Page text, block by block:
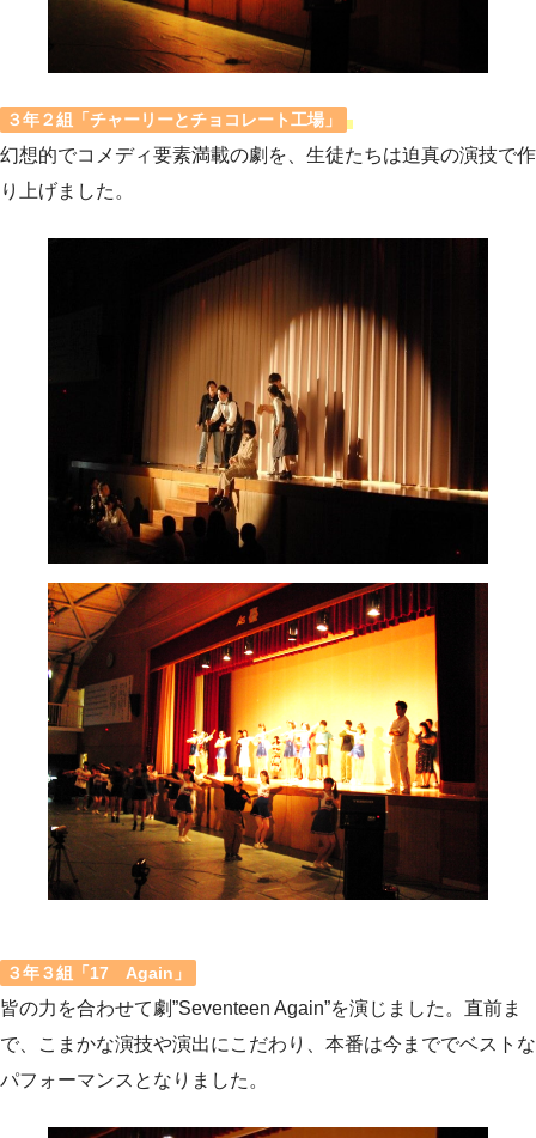
３年２組「チャーリーとチョコレート工場」
幻想的でコメディ要素満載の劇を、生徒たちは迫真の演技で作
り上げました。
３年３組「17 Again」
皆の力を合わせて劇”Seventeen Again”を演じました。直前ま
で、こまかな演技や演出にこだわり、本番は今まででベストな
パフォーマンスとなりました。